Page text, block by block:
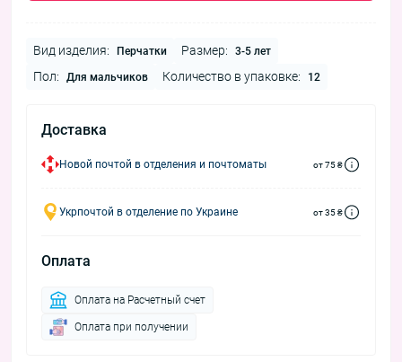
Вид изделия: Перчатки Размер: 3-5 лет
Пол: Для мальчиков Количество в упаковке: 12
Доставка
Новой почтой в отделения и почтоматы от 75 ₴
Укрпочтой в отделение по Украине от 35 ₴
Оплата
Оплата на Расчетный счет
Оплата при получении